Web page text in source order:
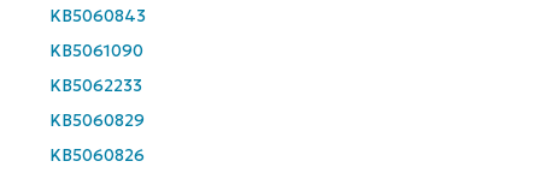
KB5060843
KB5061090
KB5062233
KB5060829
KB5060826
name*